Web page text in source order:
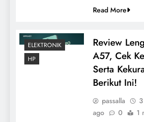
Read More
ELEKTRONIK
HP
Review
A57, Cek
Serta
Berikut Ini!
passalla
ago
0 1